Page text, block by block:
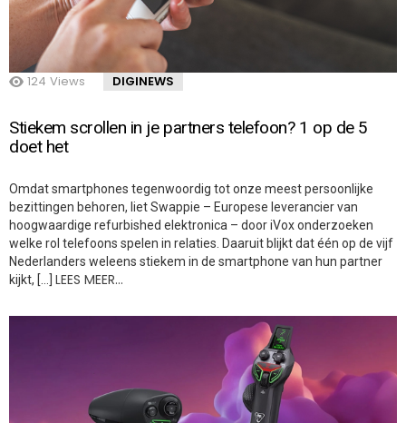
124 Views DIGINEWS
Stiekem scrollen in je partners telefoon? 1 op de 5
doet het
Omdat smartphones tegenwoordig tot onze meest persoonlijke
bezittingen behoren, liet Swappie – Europese leverancier van
hoogwaardige refurbished elektronica – door iVox onderzoeken
welke rol telefoons spelen in relaties. Daaruit blijkt dat één op de vijf
Nederlanders weleens stiekem in de smartphone van hun partner
kijkt, […] LEES MEER…